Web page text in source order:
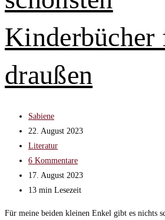
Kinderbücher
draußen
Beitrags-
Autor:
Sabiene
Beitrag
veröffentlicht:
22. August 2023
Beitrags-
Kategorie:
Literatur
Beitrags-
Kommentare:
6 Kommentare
Beitrag
zuletzt
17. August 2023
Lesedauer:
13 min Lesezeit
Für meine beiden kleinen Enkel gibt es nichts